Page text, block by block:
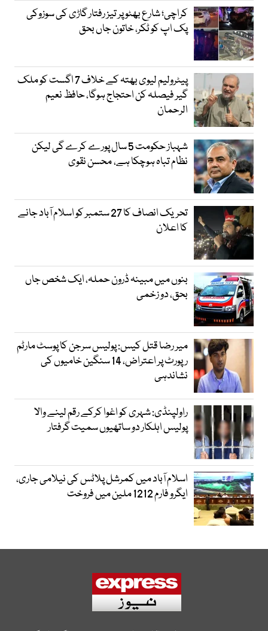
کراچی؛ شارع بھٹو پر تیز رفتار گاڑی کی سوزوکی
پک اپ کو ٹکر، خاتون جاں بحق
پیٹرولیم لیوی بھتہ کے خلاف 7 اگست کو ملک
گیر فیصلہ کن احتجاج ہوگا، حافظ نعیم
الرحمان
شہباز حکومت 5 سال پورے کرے گی لیکن
نظام تباہ ہوچکا ہے، محسن نقوی
تحریک انصاف کا 27 ستمبر کو اسلام آباد جانے
کا اعلان
بنوں میں مبینہ ڈرون حملہ، ایک شخص جاں
بحق، دو زخمی
میر رضا قتل کیس: پولیس سرجن کا پوسٹ مارٹم
رپورٹ پر اعتراض، 14 سنگین خامیوں کی
نشاندہی
راولپنڈی: شہری کو اغوا کرکے رقم لینے والا
پولیس اہلکار دو ساتھیوں سمیت گرفتار
اسلام آباد میں کمرشل پلاٹس کی نیلامی جاری،
ایگرو فارم 1212 ملین میں فروخت